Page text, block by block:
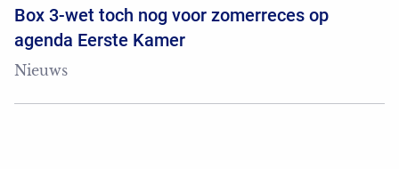
Box 3-wet toch nog voor zomerreces op
agenda Eerste Kamer
Nieuws